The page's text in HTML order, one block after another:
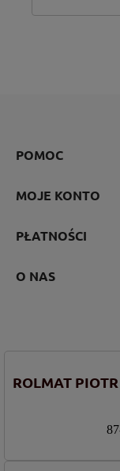
POMOC
MOJE KONTO
PŁATNOŚCI
O NAS
ROLMAT